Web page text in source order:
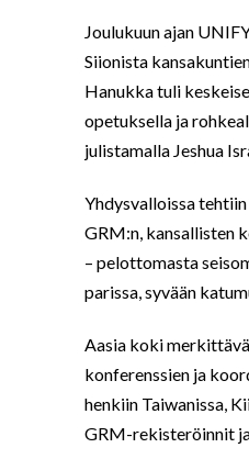
Joulukuun ajan
Siionista
Hanukka tuli
opetuksella ja
julistamalla Jeshua
Yhdysvalloissa
GRM:n, kansallisten
– pelottomasta
parissa, syvään
Aasia koki
konferenssien ja
henkiin Taiwanissa,
GRM-rekisteröinnit